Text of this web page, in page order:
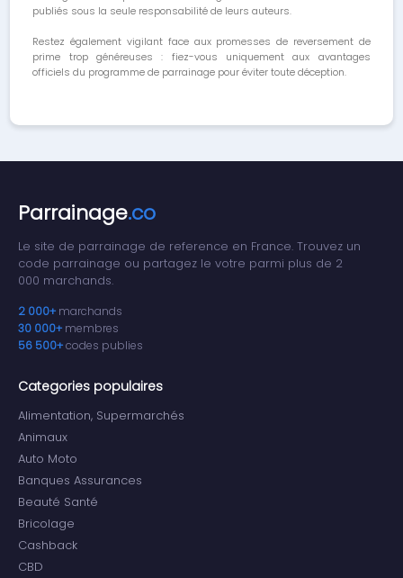
publiés sous la seule responsabilité de leurs auteurs.
Restez également vigilant face aux promesses de reversement de
prime trop généreuses : fiez-vous uniquement aux avantages
officiels du programme de parrainage pour éviter toute déception.
Parrainage.co
Le site de parrainage de reference en France. Trouvez un
code parrainage ou partagez le votre parmi plus de 2
000 marchands.
2 000+ marchands
30 000+ membres
56 500+codes publies
Categories populaires
Alimentation, Supermarchés
Animaux
Auto Moto
Banques Assurances
Beauté Santé
Bricolage
Cashback
CBD